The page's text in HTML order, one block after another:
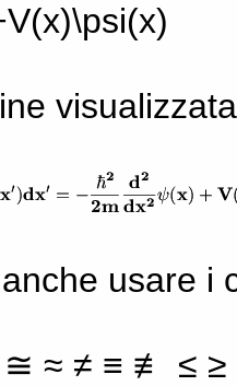
usare i
≈ ≠ ≡ ≢ ≤